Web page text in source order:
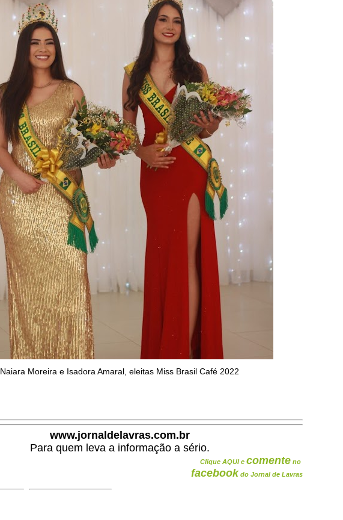
Naiara Moreira e Isadora Amaral, eleitas Miss Brasil Café 2022
www.jornaldelavras.com.br
Para quem leva a informação a sério.
Clique AQUI e comente no
facebook do Jornal de Lavras